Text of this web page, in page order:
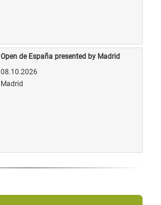
Open de España presented by Madrid
08.10.2026
Madrid